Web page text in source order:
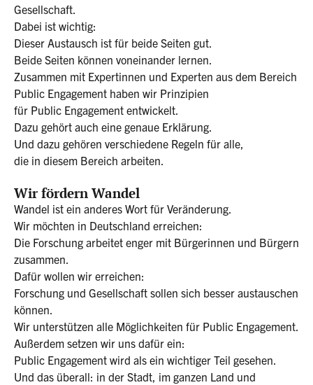
Gesellschaft.
Dabei ist wichtig:
Dieser Austausch ist für beide Seiten gut.
Beide Seiten können voneinander lernen.
Zusammen mit Expertinnen und Experten aus dem Bereich
Public Engagement haben wir Prinzipien
für Public Engagement entwickelt.
Dazu gehört auch eine genaue Erklärung.
Und dazu gehören verschiedene Regeln für alle,
die in diesem Bereich arbeiten.
Wir fördern Wandel
Wandel ist ein anderes Wort für Veränderung.
Wir möchten in Deutschland erreichen:
Die Forschung arbeitet enger mit Bürgerinnen und Bürgern
zusammen.
Dafür wollen wir erreichen:
Forschung und Gesellschaft sollen sich besser austauschen
können.
Wir unterstützen alle Möglichkeiten für Public Engagement.
Außerdem setzen wir uns dafür ein:
Public Engagement wird als ein wichtiger Teil gesehen.
Und das überall: in der Stadt, im ganzen Land und